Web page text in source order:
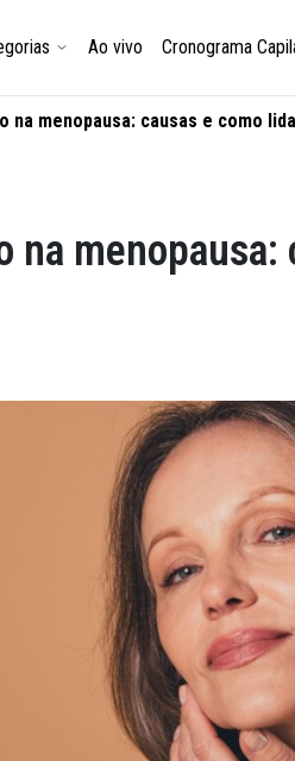
Ao vivo Cronograma
na menopausa: causas e como
na